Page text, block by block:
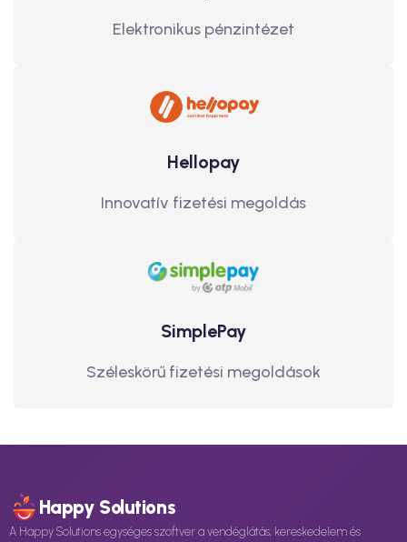
Elektronikus pénzintézet
Hellopay
Innovatív fizetési megoldás
SimplePay
Széleskörű fizetési megoldások
Happy Solutions
A Happy Solutions egységes szoftver a vendéglátás, kereskedelem és